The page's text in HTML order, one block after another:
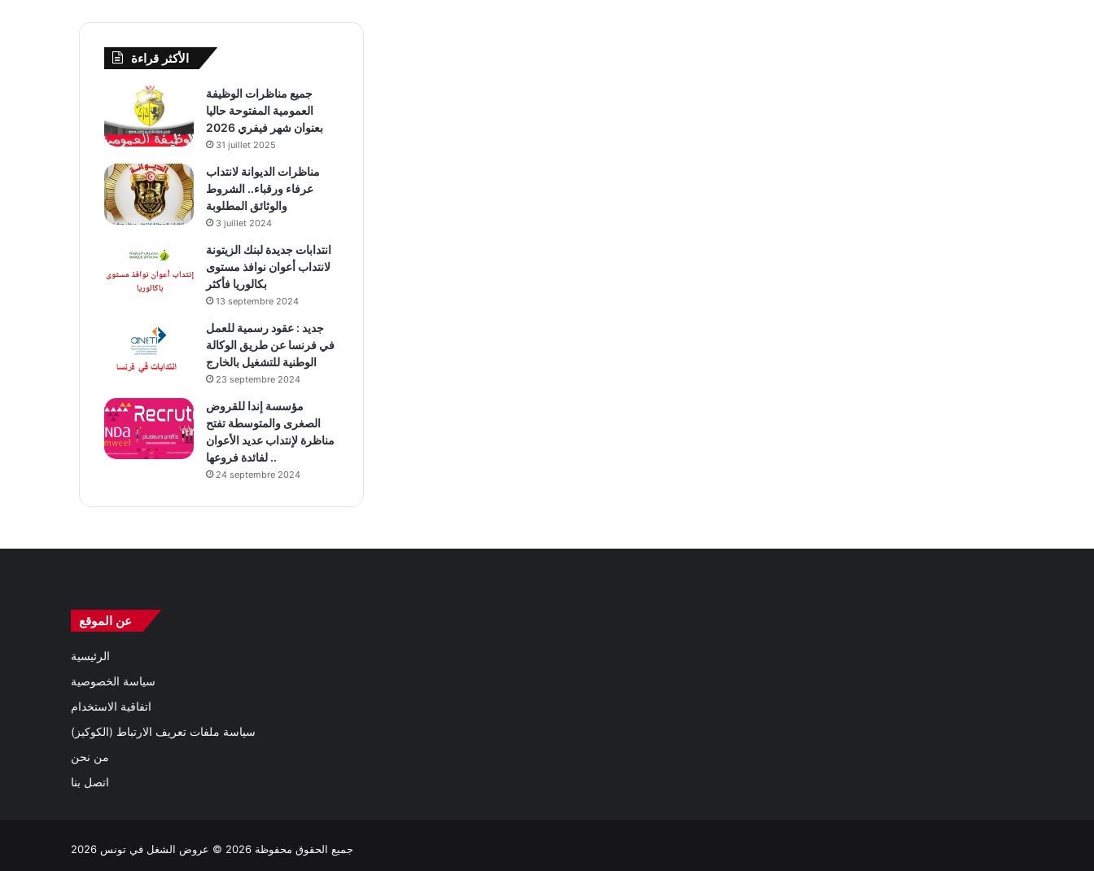
الأكثر قراءة
جميع مناظرات الوظيفة
العمومية المفتوحة حاليا
بعنوان شهر فيفري 2026
31 juillet 2025
مناظرات الديوانة لانتداب
عرفاء ورقباء.. الشروط
والوثائق المطلوبة
3 juillet 2024
انتدابات جديدة لبنك الزيتونة
لانتداب أعوان نوافذ مستوى
بكالوريا فأكثر
13 septembre 2024
جديد : عقود رسمية للعمل
في فرنسا عن طريق الوكالة
الوطنية للتشغيل بالخارج
23 septembre 2024
مؤسسة إندا للقروض
الصغرى والمتوسطة تفتح
مناظرة لإنتداب عديد الأعوان
لفائدة فروعها ..
24 septembre 2024
عن الموقع
الرئيسية
سياسة الخصوصية
اتفاقية الاستخدام
سياسة ملفات تعريف الارتباط (الكوكيز)
من نحن
اتصل بنا
جميع الحقوق محفوظة 2026 © عروض الشغل في تونس 2026